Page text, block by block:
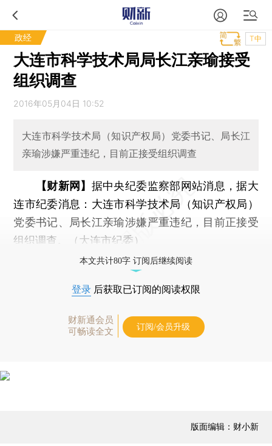
政经 T中
大连市科学技术局局长江亲瑜接受
组织调查
2016年05月04日 10:52
大连市科学技术局（知识产权局）党委书记、局长江
亲瑜涉嫌严重违纪，目前正接受组织调查
【财新网】 据中央纪委监察部网站消息，据大
连市纪委消息：大连市科学技术局（知识产权局）
党委书记、局长江亲瑜涉嫌严重违纪，目前正接受
组织调查。（大连市纪委）
本文共计80字 订阅后继续阅读
登录 后获取已订阅的阅读权限
财新通会员
可畅读全文
订阅/会员升级
版面编辑：财小新